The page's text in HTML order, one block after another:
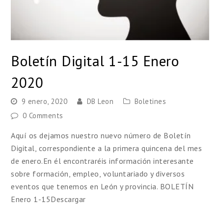
Boletín Digital 1-15 Enero
2020
9 enero, 2020 DB Leon
Boletines
0 Comments
Aquí os dejamos nuestro nuevo número de Boletín
Digital, correspondiente a la primera quincena del mes
de enero.En él encontraréis información interesante
sobre formación, empleo, voluntariado y diversos
eventos que tenemos en León y provincia. BOLETÍN
Enero 1-15Descargar